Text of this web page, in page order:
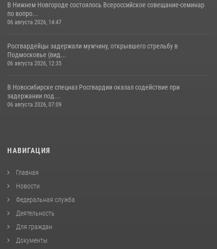
В Нижнем Новгороде состоялось Всероссийское совещание-семинар
по вопро...
06 августа 2026, 14:47
Росгвардейцы задержали мужчину, открывшего стрельбу в
Подмосковье (вид...
06 августа 2026, 12:35
В Новосибирске спецназ Росгвардии оказал содействие при
задержании под...
06 августа 2026, 07:09
НАВИГАЦИЯ
Главная
Новости
Федеральная служба
Деятельность
Для граждан
Документы